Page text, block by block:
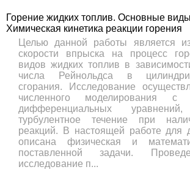
Горение жидких топлив. Основные
Химическая кинетика реакции горения
Целью данной работы является
скорости впрыска на процесс
видов жидких топлив в
числа Рейнольдса в
сгорания. Исследование
численного моделирования с
дифференциальных
турбулентное течение при
реакций. В настоящей работе для
описана физическая и
поставленной задачи.
исследование п...